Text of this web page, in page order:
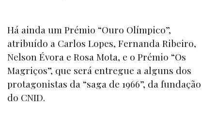
Há ainda um Prémio “Ouro Olímpico”,
atribuído a Carlos Lopes, Fernanda Ribeiro,
Nelson Évora e Rosa Mota, e o Prémio “Os
Magriços”, que será entregue a alguns dos
protagonistas da “saga de 1966”, da fundação
do CNID.